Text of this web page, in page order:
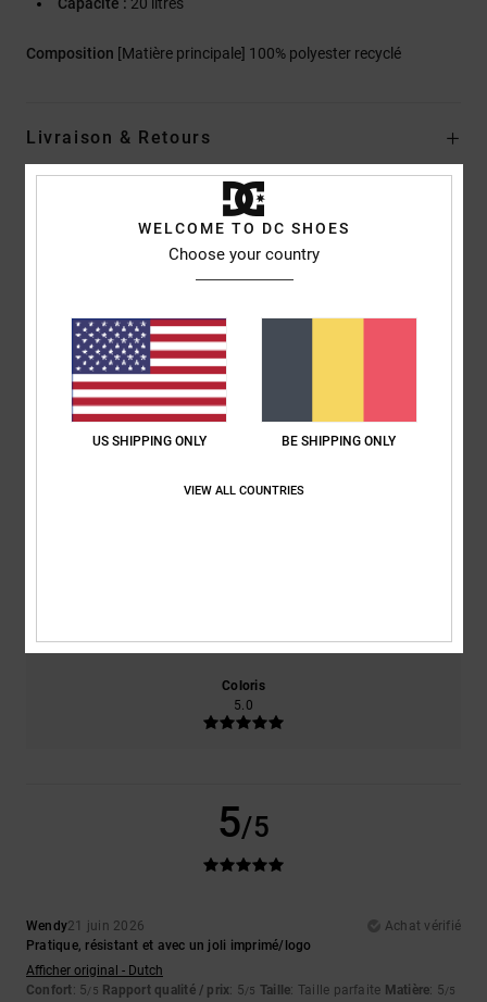
Composition [Matière principale] 100% polyester recyclé
Livraison & Retours
Avis clients
5.0
Coloris
5.0
5/5
Wendy21 juin 2026
Achat vérifié
Pratique, résistant et avec un joli imprimé/logo
Afficher original - Dutch
Confort: 5/5 Rapport qualité / prix: 5/5 Taille: Taille parfaite Matière: 5/5
WELCOME TO DC SHOES
Choose your country
US SHIPPING ONLY BE SHIPPING ONLY
VIEW ALL COUNTRIES